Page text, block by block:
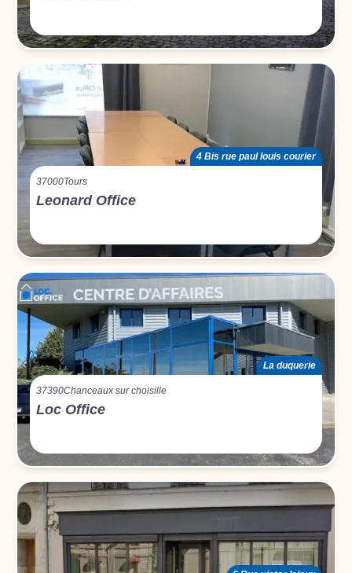
4 Bis rue paul louis courier
37000Tours
Leonard Office
La duquerie
37390Chanceaux sur choisille
Loc Office